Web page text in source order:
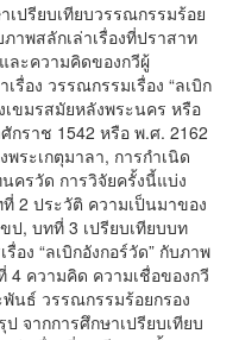
เปรียบเทียบวรรณกรรมร้อย
ภาพสลักเล่าเรื่องที่ปราสาท
ละความคิดของกวีผู้
รื่อง วรรณกรรมเรื่อง “ลเบิก
เขมรสมัยหลังพระนคร หรือ
ราช 1542 หรือ พ.ศ. 2162
ระเกตุมาลา, การกำเนิด
ครวัด การวิจัยครั้งนี้แบ่ง
2 ประวัติ ความเป็นมาของ
ป, บทที่ 3 เปรียบเทียบบท
อง “ลเบิกอังกอร์วัด” กับภาพ
4 ความคิด ความเชื่อของกวี
นธ์ วรรณกรรมร้อยกรอง
ป จากการศึกษาเปรียบเทียบ